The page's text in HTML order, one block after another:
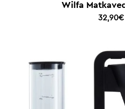
Wilfa
32,90€